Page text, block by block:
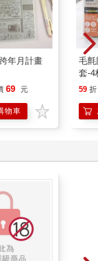
年月計畫
69 元
物車
毛
套-4
59 折